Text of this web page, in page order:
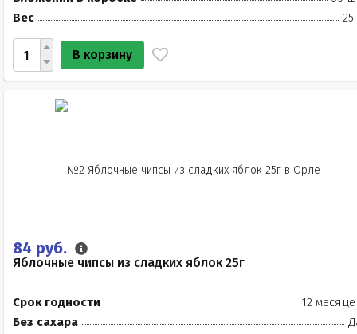
Вес
25
В корзину
84 руб.
Яблочные чипсы из сладких яблок 25г
Срок годности
12
Без сахара